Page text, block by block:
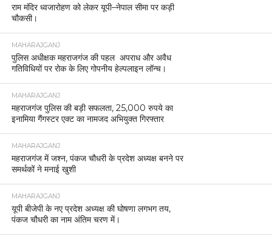
राम मंदिर ध्वजारोहण को लेकर यूपी–नेपाल सीमा पर कड़ी
चौकसी।
MAHARAJGANJ
पुलिस अधीक्षक महराजगंज की पहल अपराध और अवैध
गतिविधियों पर रोक के लिए गोपनीय हेल्पलाइन लॉन्च।
MAHARAJGANJ
महराजगंज पुलिस की बड़ी सफलता, 25,000 रुपये का
इनामिया गैंगस्टर एक्ट का नामजद अभियुक्त गिरफ्तार
MAHARAJGANJ
महराजगंज में जश्न, पंकज चौधरी के प्रदेश अध्यक्ष बनने पर
समर्थकों ने मनाई खुशी
MAHARAJGANJ
यूपी बीजेपी के नए प्रदेश अध्यक्ष की घोषणा लगभग तय,
पंकज चौधरी का नाम अंतिम चरण में।